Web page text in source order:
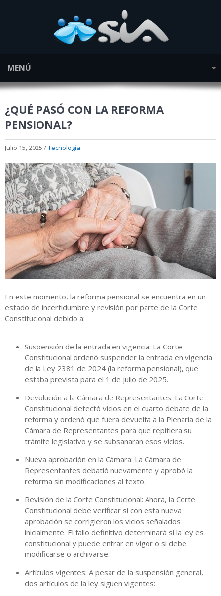
MENÚ
¿QUÉ PASÓ CON LA REFORMA
PENSIONAL?
Julio 15, 2025 /Tecnología
En este momento, la reforma pensional se encuentra en un
estado de incertidumbre y revisión por parte de la Corte
Constitucional debido a:
Suspensión de la entrada en vigencia: La Corte
Constitucional ordenó suspender la entrada en vigencia
de la Ley 2381 de 2024 (la reforma pensional), que
estaba prevista para el 1 de julio de 2025.
Devolución a la Cámara de Representantes: La Corte
Constitucional detectó vicios en el cuarto debate de la
reforma y ordenó que fuera devuelta a la Plenaria de la
Cámara de Representantes para que repitiera su
trámite legislativo y se subsanaran esos vicios.
Nueva aprobación en la Cámara: La Cámara de
Representantes debatió nuevamente y aprobó la
reforma sin modificaciones al texto.
Revisión de la Corte Constitucional: Ahora, la Corte
Constitucional debe verificar si con esta nueva
aprobación se corrigieron los vicios señalados
inicialmente. El fallo definitivo determinará si la ley es
constitucional y puede entrar en vigor o si debe
modificarse o archivarse.
Artículos vigentes: A pesar de la suspensión general,
dos artículos de la ley siguen vigentes: